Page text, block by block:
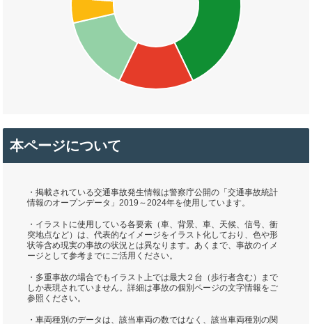
本ページについて
・掲載されている交通事故発生情報は警察庁公開の「交通事故統計
情報のオープンデータ」2019～2024年を使用しています。
・イラストに使用している各要素（車、背景、車、天候、信号、衝
突地点など）は、代表的なイメージをイラスト化しており、色や形
状等含め現実の事故の状況とは異なります。あくまで、事故のイメ
ージとして参考までにご活用ください。
・多重事故の場合でもイラスト上では最大２台（歩行者含む）まで
しか表現されていません。詳細は事故の個別ページの文字情報をご
参照ください。
・車両種別のデータは、該当車両の数ではなく、該当車両種別の関